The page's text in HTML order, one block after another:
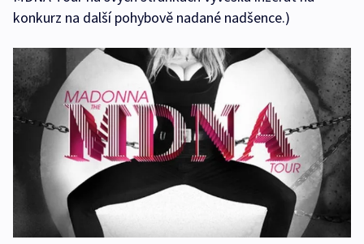
konkurz na další pohybově nadané nadšence.)